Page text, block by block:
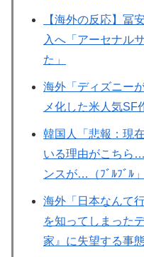
【海外の反応】冨
入へ「アーセナル
た」
海外「ディズニー
メ化した米人気SF
韓国人「悲報：現
いる理由がこちら
ンスが…（ﾌﾞﾙﾌﾞﾙ
海外「日本なんて
を知ってしまった
家』に失望する事